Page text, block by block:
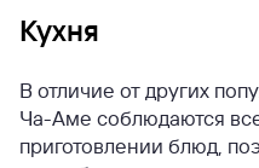
Кухня
В отличие от других
Ча-Аме соблюдаются
приготовлении блюд,